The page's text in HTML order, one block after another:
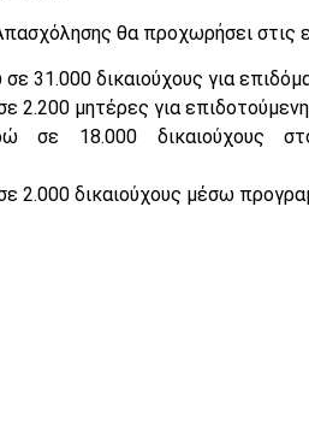
θα προχωρήσει στις
31.000 δικαιούχους για
2.200 μητέρες για
σε 18.000 δικαιούχους
2.000 δικαιούχους μέσω